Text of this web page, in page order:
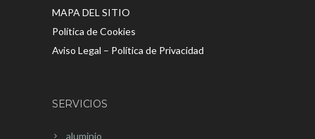
MAPA DEL SITIO
Política de Cookies
Aviso Legal – Política de Privacidad
SERVICIOS
aluminio